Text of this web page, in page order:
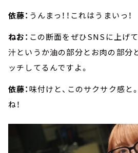
依藤： うんまっ！！これはうまいっ！
ねお： この断面をぜひSNSに上げ
汁というか油の部分とお肉の部分
ッチしてるんですよ。
依藤：味付けと、このサクサク感と
ね！